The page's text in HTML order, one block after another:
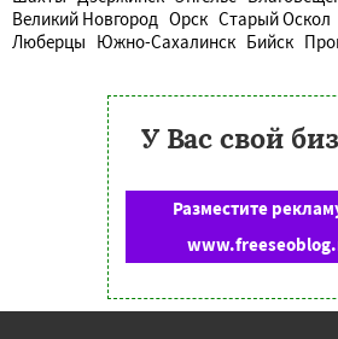
Великий Новгород Орск Старый Оскол
Люберцы Южно-Сахалинск Бийск
У Вас свой
Разместите